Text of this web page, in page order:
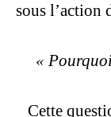
sous l’action
«
Cette